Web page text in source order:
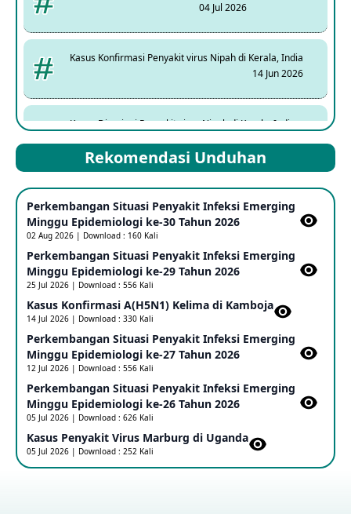
04 Jul 2026
Kasus Konfirmasi Penyakit virus Nipah di Kerala, India
14 Jun 2026
Kasus Dicurigai Penyakit virus Nipah di Kerala, India
Mpox Clade 1b di Taiwan
25 May 2026
Update Informasi PHEIC Penyakit Ebola
23 May 2026
Penetapan Outbreak Penyakit Ebola di RD Kongo dan
Uganda Sebagai PHEIC
17 May 2026
Outbreak Penyakti Ebola di RD Kongo
16 May 2026
Kasus Konfirmasi A(H5NN6) di Cina
Rekomendasi Unduhan
Perkembangan Situasi Penyakit Infeksi Emerging
Minggu Epidemiologi ke-30 Tahun 2026
02 Aug 2026 | Download : 160 Kali
Perkembangan Situasi Penyakit Infeksi Emerging
Minggu Epidemiologi ke-29 Tahun 2026
25 Jul 2026 | Download : 556 Kali
Kasus Konfirmasi A(H5N1) Kelima di Kamboja​
14 Jul 2026 | Download : 330 Kali
Perkembangan Situasi Penyakit Infeksi Emerging
Minggu Epidemiologi ke-27 Tahun 2026
12 Jul 2026 | Download : 556 Kali
Perkembangan Situasi Penyakit Infeksi Emerging
Minggu Epidemiologi ke-26 Tahun 2026
05 Jul 2026 | Download : 626 Kali
Kasus Penyakit Virus Marburg di Uganda
05 Jul 2026 | Download : 252 Kali